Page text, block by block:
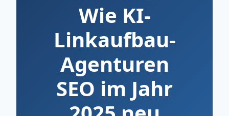
Wie KI-
Linkaufbau-
Agenturen
SEO im Jahr